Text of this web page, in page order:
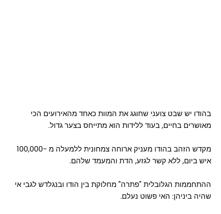
בהודו יש שבט צועני שחוגג את המוות כאחד מהאירועים הכי
מאושרים בחיים, בעוד ללידות הוא מתייחס בצער גדול.
מקדש הזהב בהודו מעניק ארוחה צמחונית ללמעלה מ -100,000
איש ביום, ללא קשר לגזע, הדת והמעמד שלהם.
ההתחממות הגלובלית "פתרה" מחלוקת בין הודו ובנגלדש לגבי אי
שהיה ביניהן: האי פשוט נעלם.